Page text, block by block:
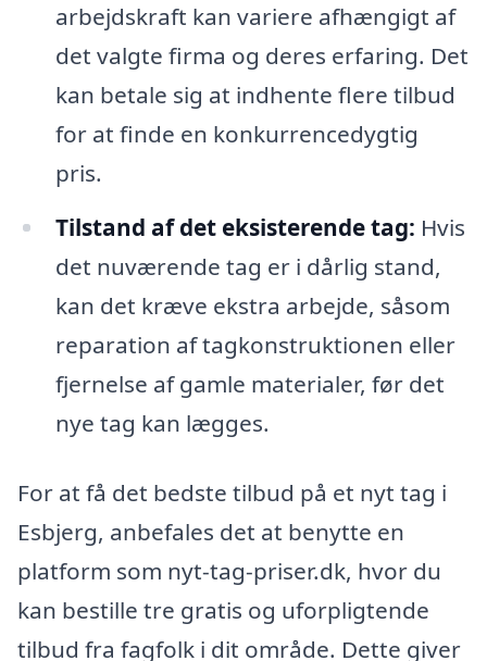
arbejdskraft kan variere afhængigt af
det valgte firma og deres erfaring. Det
kan betale sig at indhente flere tilbud
for at finde en konkurrencedygtig
pris.
Tilstand af det eksisterende tag: Hvis
det nuværende tag er i dårlig stand,
kan det kræve ekstra arbejde, såsom
reparation af tagkonstruktionen eller
fjernelse af gamle materialer, før det
nye tag kan lægges.
For at få det bedste tilbud på et nyt tag i
Esbjerg, anbefales det at benytte en
platform som nyt-tag-priser.dk, hvor du
kan bestille tre gratis og uforpligtende
tilbud fra fagfolk i dit område. Dette giver